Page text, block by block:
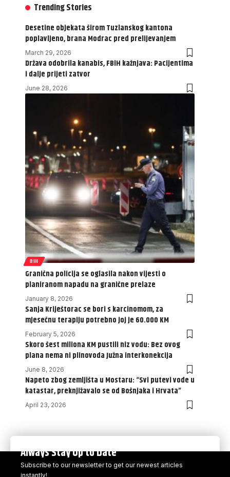
Trending Stories
Desetine objekata širom Tuzlanskog kantona
poplavljeno, brana Modrac pred prelijevanjem
March 29, 2026
Država odobrila kanabis, FBiH kažnjava: Pacijentima
i dalje prijeti zatvor
June 28, 2026
BIH
Granična policija se oglasila nakon vijesti o
planiranom napadu na granične prelaze
January 8, 2026
Sanja Kriještorac se bori s karcinomom, za
mjesečnu terapiju potrebno joj je 60.000 KM
February 5, 2026
Skoro šest miliona KM pustili niz vodu: Bez ovog
plana nema ni plinovoda Južna interkonekcija
June 8, 2026
Napeto zbog zemljišta u Mostaru: “Svi putevi vode u
katastar, preknjižavalo se od Bošnjaka i Hrvata”
April 23, 2026
Always Stay Up to Date
Subscribe to our newsletter to get our newest articles
instantly!